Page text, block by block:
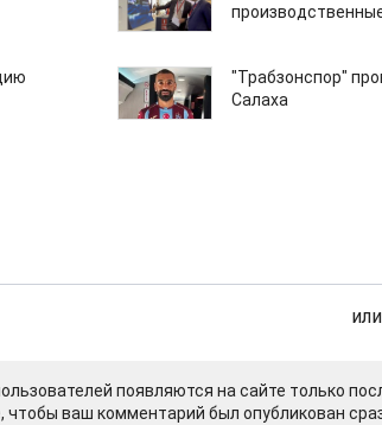
"Трабзонспор"
Салаха
или
появляются на сайте только
ваш комментарий был опубликован